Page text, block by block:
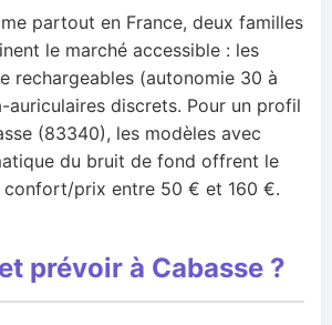
partout en France, deux familles
le marché accessible : les
rechargeables (autonomie 30 à
auriculaires discrets. Pour un profil
(83340), les modèles avec
du bruit de fond offrent le
prix entre 50 € et 160 €.
prévoir à Cabasse ?